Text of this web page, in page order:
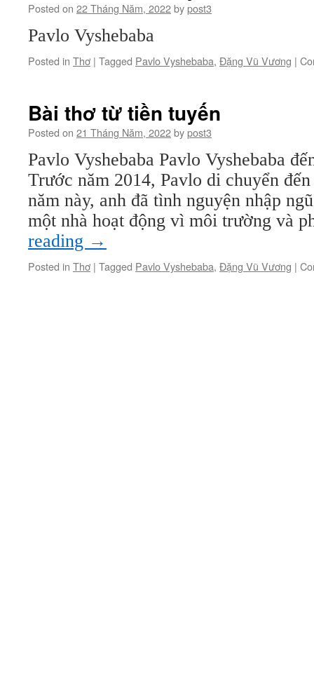
Posted on 22 Tháng Năm, 2022bypost3
Pavlo Vyshebaba
Posted in Thơ | Tagged Pavlo Vyshebaba, Đặng Vũ Vương |
Bài thơ từ tiền tuyến
Posted on 21 Tháng Năm, 2022bypost3
Pavlo Vyshebaba Pavlo Vyshebaba
Trước năm 2014, Pavlo di chuyển
năm này, anh đã tình nguyện nhập
một nhà hoạt động vì môi trường và
reading →
Posted in Thơ | Tagged Pavlo Vyshebaba, Đặng Vũ Vương |